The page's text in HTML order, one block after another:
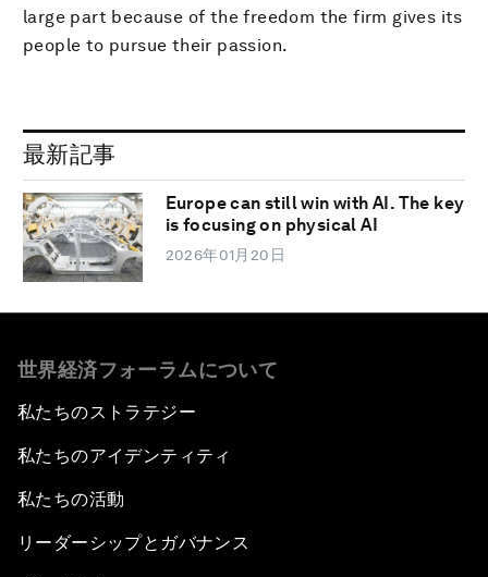
large part because of the freedom the firm gives its
people to pursue their passion.
最新記事
Europe can still win with AI. The key
is focusing on physical AI
2026年01月20日
世界経済フォーラムについて
私たちのストラテジー
私たちのアイデンティティ
私たちの活動
リーダーシップとガバナンス